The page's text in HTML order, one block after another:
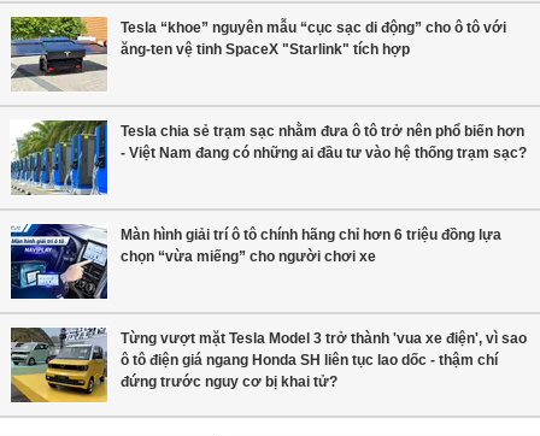
Tesla “khoe” nguyên mẫu “cục sạc di động” cho ô tô với
ăng-ten vệ tinh SpaceX "Starlink" tích hợp
Tesla chia sẻ trạm sạc nhằm đưa ô tô trở nên phổ biến hơn
- Việt Nam đang có những ai đầu tư vào hệ thống trạm sạc?
Màn hình giải trí ô tô chính hãng chỉ hơn 6 triệu đồng lựa
chọn “vừa miếng” cho người chơi xe
Từng vượt mặt Tesla Model 3 trở thành 'vua xe điện', vì sao
ô tô điện giá ngang Honda SH liên tục lao dốc - thậm chí
đứng trước nguy cơ bị khai tử?